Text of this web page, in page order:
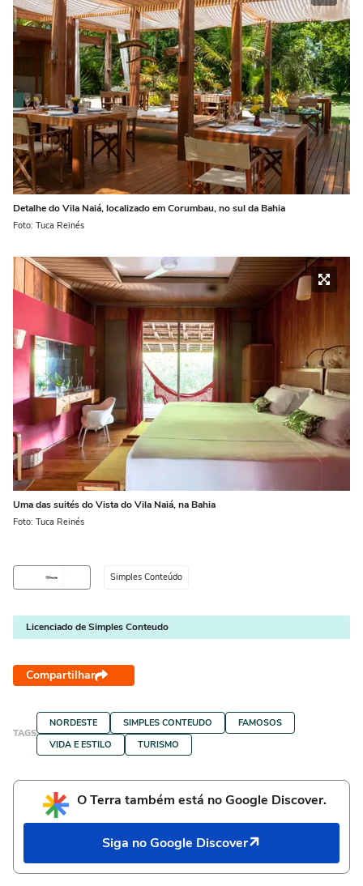
Detalhe do Vila Naiá, localizado em Corumbau, no sul da Bahia
Foto: Tuca Reinés
Uma das suités do Vista do Vila Naiá, na Bahia
Foto: Tuca Reinés
Simples Conteúdo
Licenciado de Simples Conteudo
Compartilhar
TAGS
NORDESTE SIMPLES CONTEUDO
FAMOSOS
VIDA E ESTILO
TURISMO
O Terra também está no Google Discover.
Siga no Google Discover